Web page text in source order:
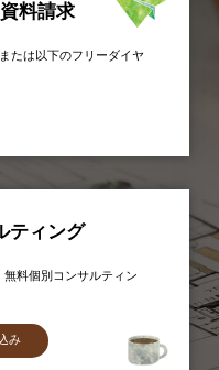
料請求
たは以下のフリーダイヤ
ティング
料個別コンサルティン
み